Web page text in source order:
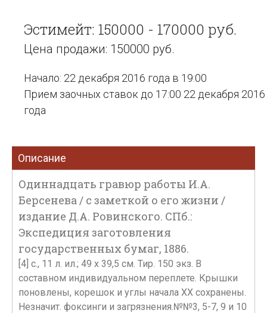
Эстимейт: 150000 - 170000 руб.
Цена продажи: 150000 руб.
Начало: 22 декабря 2016 года в 19:00
Прием заочных ставок до 17:00 22 декабря 2016
года
Описание
Одиннадцать гравюр работы И.А.
Берсенева / с заметкой о его жизни /
издание Д.А. Ровинского. СПб.:
Экспедиция заготовления
государственных бумаг, 1886.
[4] с., 11 л. ил.; 49 х 39,5 см. Тир. 150 экз. В
составном индивидуальном переплете. Крышки
поновлены, корешок и углы начала ХХ сохранены.
Незначит. фоксинги и загрязнения.№№3, 5-7, 9 и 10